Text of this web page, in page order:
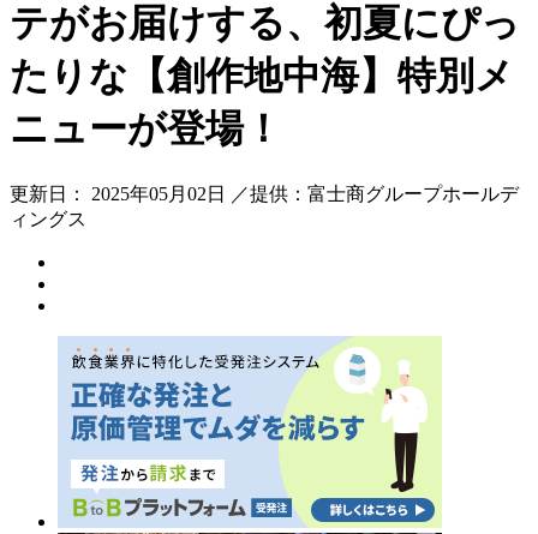
テがお届けする、初夏にぴっ
たりな【創作地中海】特別メ
ニューが登場！
更新日： 2025年05月02日 ／提供：富士商グループホールデ
ィングス